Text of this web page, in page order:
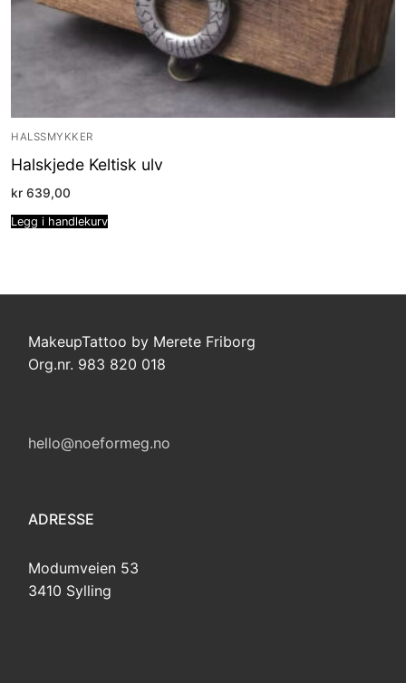
HALSSMYKKER
Halskjede Keltisk ulv
kr 639,00
Legg i handlekurv
MakeupTattoo by Merete Friborg
Org.nr. 983 820 018
hello@noeformeg.no
ADRESSE
Modumveien 53
3410 Sylling